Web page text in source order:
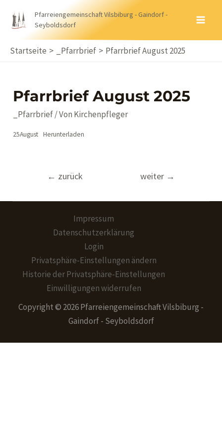
Inhalt
Pfarreiengemeinschaft Vilsbiburg - Gaindorf -
Seyboldsdorf
Startseite _Pfarrbrief Pfarrbrief August 2025
Pfarrbrief August 2025
_Pfarrbrief/ Von Kirchenpfleger
25August Herunterladen
Beitragsnavigation
← zurück weiter →
Impressum
Datenschutzerklärung
Login
Privatsphäre-Einstellungen ändern
Historie der Privatsphäre-Einstellungen
Einwilligungen widerrufen
Copyright © 2026 Pfarreiengemeinschaft Vilsbiburg -
Gaindorf - Seyboldsdorf